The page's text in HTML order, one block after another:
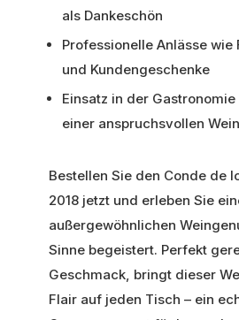
als Dankeschön
Professionelle Anlässe wie
und Kundengeschenke
Einsatz in der
einer anspruchsvollen
Bestellen Sie den Conde de
2018 jetzt und erleben Sie
außergewöhnlichen
Sinne begeistert. Perfekt
Geschmack, bringt dieser
Flair auf jeden Tisch – ein